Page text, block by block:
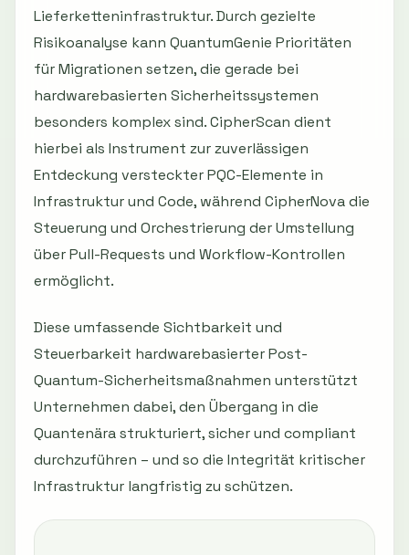
Lieferketteninfrastruktur. Durch gezielte
Risikoanalyse kann QuantumGenie Prioritäten
für Migrationen setzen, die gerade bei
hardwarebasierten Sicherheitssystemen
besonders komplex sind. CipherScan dient
hierbei als Instrument zur zuverlässigen
Entdeckung versteckter PQC-Elemente in
Infrastruktur und Code, während CipherNova die
Steuerung und Orchestrierung der Umstellung
über Pull-Requests und Workflow-Kontrollen
ermöglicht.
Diese umfassende Sichtbarkeit und
Steuerbarkeit hardwarebasierter Post-
Quantum-Sicherheitsmaßnahmen unterstützt
Unternehmen dabei, den Übergang in die
Quantenära strukturiert, sicher und compliant
durchzuführen – und so die Integrität kritischer
Infrastruktur langfristig zu schützen.